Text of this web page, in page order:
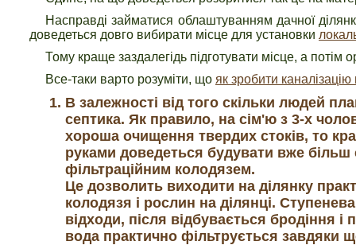
Насправді займатися облаштуванням дачної
доведеться довго вибирати місце для установки
Тому краще заздалегідь підготувати місце, а
Все-таки варто розуміти, що як зробити каналізацію
В залежності від того скільки людей
септика. Як правило, на сім'ю з 3-х
хороша очищення твердих стоків, то
руками доведеться будувати вже більш
фільтраційним колодязем.
Це дозволить виходити на ділянку
колодязя і рослин на ділянці.
відходи, після відбувається бродіння
вода практично фільтрується завдяки